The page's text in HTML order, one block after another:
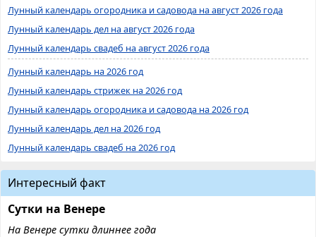
Лунный календарь огородника и садовода на август 2026 года
Лунный календарь дел на август 2026 года
Лунный календарь свадеб на август 2026 года
Лунный календарь на 2026 год
Лунный календарь стрижек на 2026 год
Лунный календарь огородника и садовода на 2026 год
Лунный календарь дел на 2026 год
Лунный календарь свадеб на 2026 год
Интересный факт
Сутки на Венере
На Венере сутки длиннее года